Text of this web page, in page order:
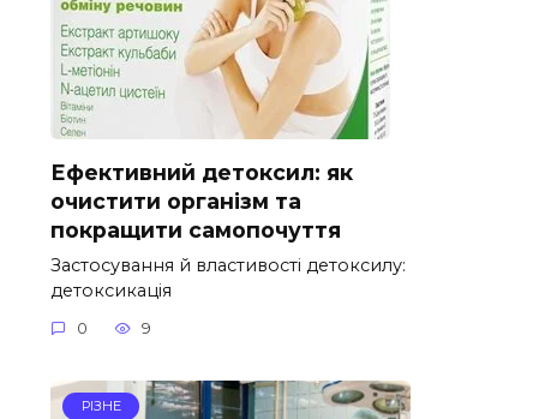
Ефективний детоксил: як
очистити організм та
покращити самопочуття
Застосування й властивості детоксилу:
детоксикація
0 9
РІЗНЕ